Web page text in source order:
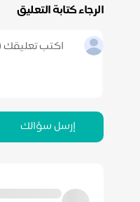
الرجاء كتابة التعليق
إرسل سؤالك